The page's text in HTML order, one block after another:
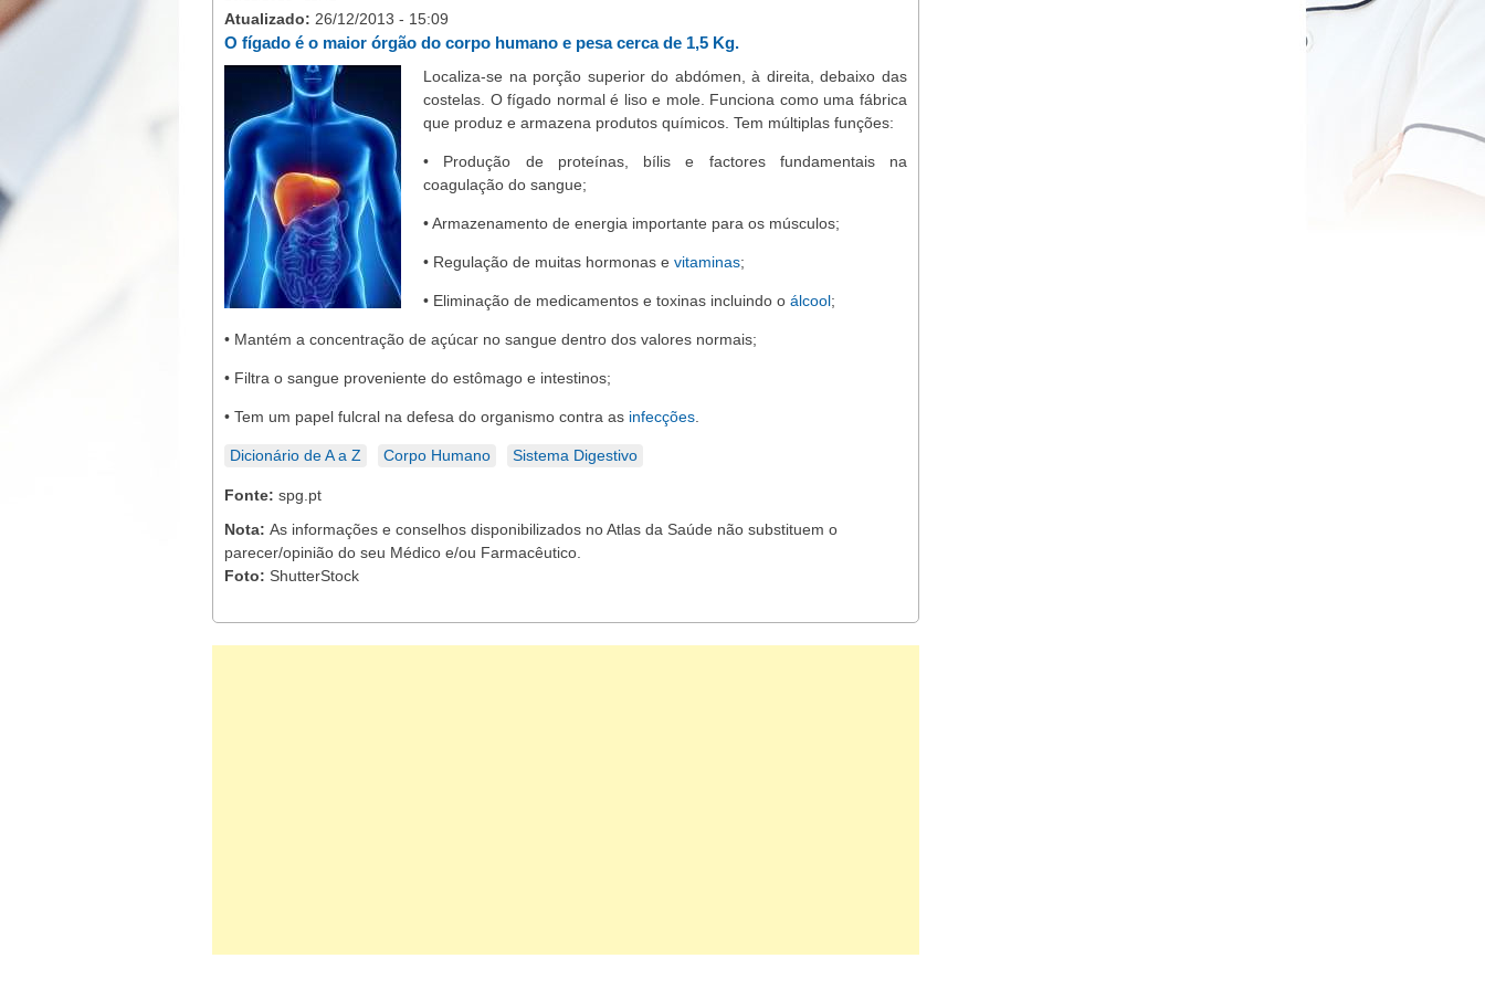
Atualizado: 26/12/2013 - 15:09
O fígado é o maior órgão do corpo humano e pesa cerca de 1,5 Kg.
Localiza-se na porção superior do abdómen, à direita, debaixo das
costelas. O fígado normal é liso e mole. Funciona como uma fábrica
que produz e armazena produtos químicos. Tem múltiplas funções:
• Produção de proteínas, bílis e factores fundamentais na
coagulação do sangue;
• Armazenamento de energia importante para os músculos;
• Regulação de muitas hormonas e vitaminas;
• Eliminação de medicamentos e toxinas incluindo o álcool;
• Mantém a concentração de açúcar no sangue dentro dos valores normais;
• Filtra o sangue proveniente do estômago e intestinos;
• Tem um papel fulcral na defesa do organismo contra as infecções
Dicionário de A a Z Corpo Humano Sistema Digestivo
Fonte: spg.pt
Nota: As informações e conselhos disponibilizados no Atlas da Saúde não substituem o
parecer/opinião do seu Médico e/ou Farmacêutico.
Foto: ShutterStock